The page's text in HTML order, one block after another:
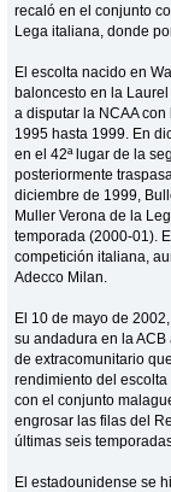
recaló en el conjunto
Lega italiana, donde
El escolta nacido en
baloncesto en la
a disputar la NCAA
1995 hasta 1999. En
en el 42ª lugar de la
posteriormente
diciembre de 1999,
Muller Verona de la
temporada (2000-01).
competición italiana,
Adecco Milan.
El 10 de mayo de
su andadura en la
de extracomunitario
rendimiento del
con el conjunto
engrosar las filas del
últimas seis
El estadounidense se